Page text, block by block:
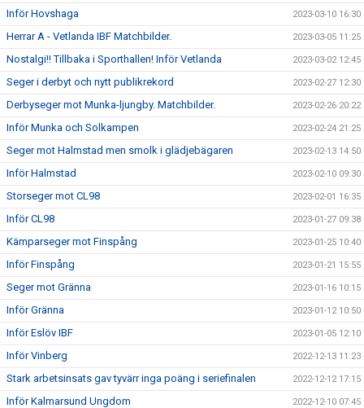
Inför Hovshaga 2023-03-10 16:30
Herrar A - Vetlanda IBF Matchbilder. 2023-03-05 11:25
Nostalgi!! Tillbaka i Sporthallen! Inför Vetlanda 2023-03-02 12:45
Seger i derbyt och nytt publikrekord 2023-02-27 12:30
Derbyseger mot Munka-ljungby. Matchbilder. 2023-02-26 20:22
Inför Munka och Solkampen 2023-02-24 21:25
Seger mot Halmstad men smolk i glädjebägaren 2023-02-13 14:50
Inför Halmstad 2023-02-10 09:30
Storseger mot CL98 2023-02-01 16:35
Inför CL98 2023-01-27 09:38
Kämparseger mot Finspång 2023-01-25 10:40
Inför Finspång 2023-01-21 15:55
Seger mot Gränna 2023-01-16 10:15
Inför Gränna 2023-01-12 10:50
Inför Eslöv IBF 2023-01-05 12:10
Inför Vinberg 2022-12-13 11:23
Stark arbetsinsats gav tyvärr inga poäng i seriefinalen 2022-12-12 17:15
Inför Kalmarsund Ungdom 2022-12-10 07:45